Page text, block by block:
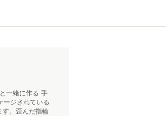
一緒に作る 手
ージされている
す。歪んだ指輪